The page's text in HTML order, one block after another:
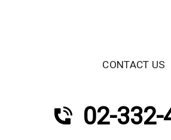
CONTACT US
02-